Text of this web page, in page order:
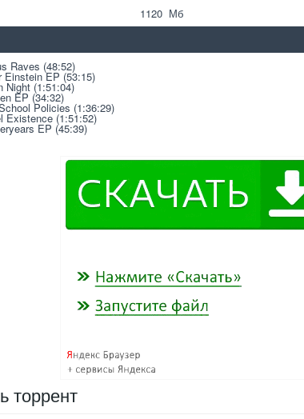
1120  Мб
Raves (48:52)
Einstein EP (53:15)
Night (1:51:04)
EP (34:32)
Policies (1:36:29)
Existence (1:51:52)
EP (45:39)
торрент